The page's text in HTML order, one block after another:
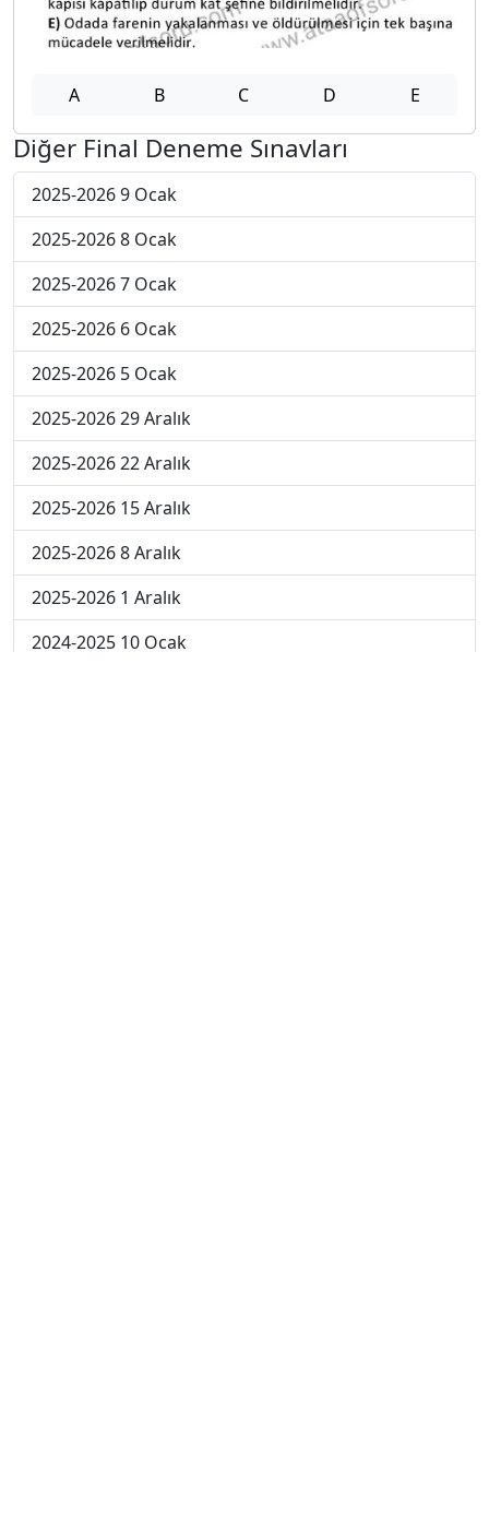
A B C D E
Diğer Final Deneme Sınavları
2025-2026 9 Ocak
2025-2026 8 Ocak
2025-2026 7 Ocak
2025-2026 6 Ocak
2025-2026 5 Ocak
2025-2026 29 Aralık
2025-2026 22 Aralık
2025-2026 15 Aralık
2025-2026 8 Aralık
2025-2026 1 Aralık
2024-2025 10 Ocak